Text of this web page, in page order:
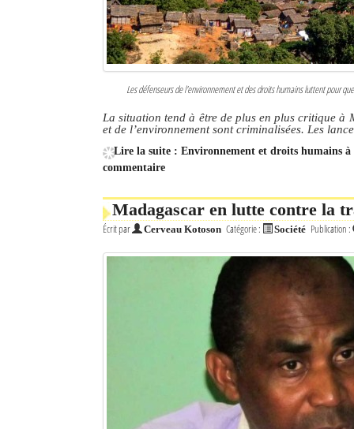
Les défenseurs de l'environnement et des droits humains luttent pour
La situation tend à être de plus en plus critique à
et de l’environnement sont criminalisées. Les
Lire la suite : Environnement et droits humains à
commentaire
Madagascar en lutte contre la
Écrit par Cerveau Kotoson Catégorie : Société Publication :